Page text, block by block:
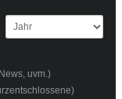
uvm.)